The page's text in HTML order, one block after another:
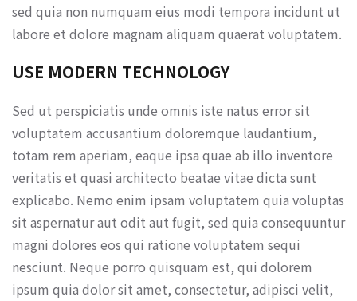
sed quia non numquam eius modi tempora incidunt ut
labore et dolore magnam aliquam quaerat voluptatem.
USE MODERN TECHNOLOGY
Sed ut perspiciatis unde omnis iste natus error sit
voluptatem accusantium doloremque laudantium,
totam rem aperiam, eaque ipsa quae ab illo inventore
veritatis et quasi architecto beatae vitae dicta sunt
explicabo. Nemo enim ipsam voluptatem quia voluptas
sit aspernatur aut odit aut fugit, sed quia consequuntur
magni dolores eos qui ratione voluptatem sequi
nesciunt. Neque porro quisquam est, qui dolorem
ipsum quia dolor sit amet, consectetur, adipisci velit,